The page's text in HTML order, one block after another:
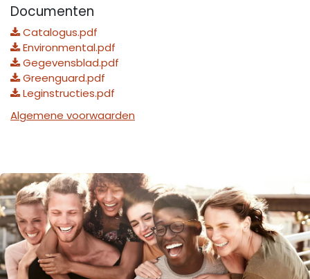
Documenten
Catalogus.pdf
Environmental.pdf
Gegevensblad.pdf
Greenguard.pdf
Leginstructies.pdf
Algemene voorwaarden